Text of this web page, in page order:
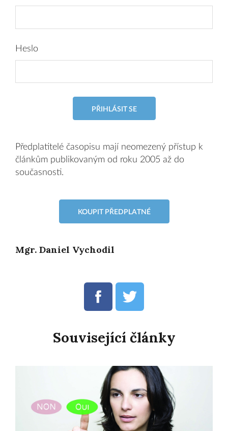
Heslo
PŘIHLÁSIT SE
Předplatitelé časopisu mají neomezený přístup k
článkům publikovaným od roku 2005 až do
současnosti.
KOUPIT PŘEDPLATNÉ
Mgr. Daniel Vychodil
Související články